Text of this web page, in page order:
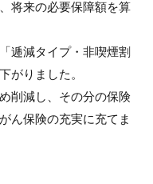
来の必要保障額を算
減タイプ・非喫煙割
がりました。
減し、その分の保険
ん保険の充実に充てま